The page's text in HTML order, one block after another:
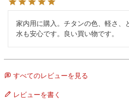
家内用に購入。チタンの色、軽さ、
水も安心です。良い買い物です。
すべてのレビューを見る
レビューを書く